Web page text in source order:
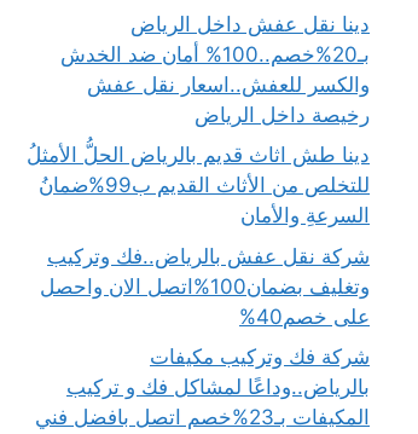
دينا نقل عفش داخل الرياض
بـ20%خصم..100% أمان ضد الخدش
والكسر للعفش..اسعار نقل عفش
رخيصة داخل الرياض
دينا طش اثاث قديم بالرياض الحلُّ الأمثلُ
للتخلص من الأثاث القديم ب99%ضمانُ
السرعةِ والأمان
شركة نقل عفش بالرياض..فك وتركيب
وتغليف بضمان100%اتصل الان واحصل
على خصم40%
شركة فك وتركيب مكيفات
بالرياض..وداعًا لمشاكل فك و تركيب
المكيفات بـ23%خصم اتصل بافضل فني